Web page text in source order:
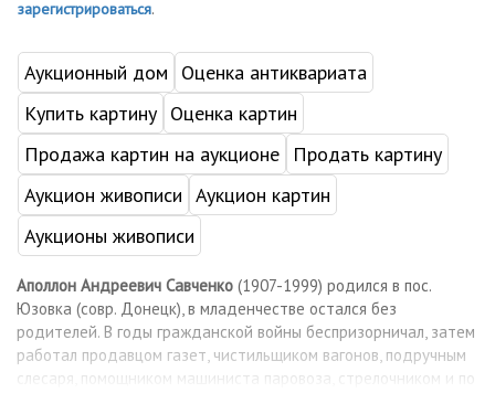
зарегистрироваться.
Аукционный дом
Оценка антиквариата
Купить картину Оценка картин
Продажа картин на аукционе
Продать картину
Аукцион живописи Аукцион картин
Аукционы живописи
Аполлон Андреевич Савченко (1907-1999) родился в пос.
Юзовка (совр. Донецк), в младенчестве остался без
родителей. В годы гражданской войны беспризорничал, затем
работал продавцом газет, чистильщиком вагонов, подручным
слесаря, помощником машиниста паровоза, стрелочником и по